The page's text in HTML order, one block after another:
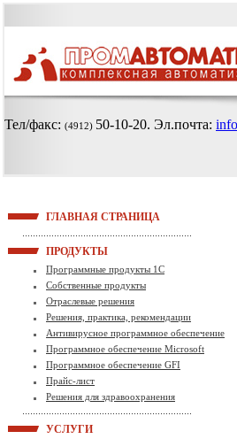
Тел/факс: (4912) 50-10-20. Эл.почта:
ГЛАВНАЯ СТРАНИЦА
ПРОДУКТЫ
Программные продукты 1С
Собственные продукты
Отраслевые решения
Решения, практика, рекомендации
Антивирусное программное обеспечение
Программное обеспечение Microsoft
Программное обеспечение GFI
Прайс-лист
Решения для здравоохранения
УСЛУГИ